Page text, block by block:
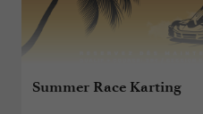
Summer Race Karting